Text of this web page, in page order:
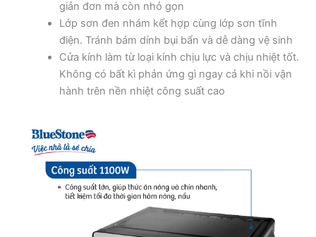
giản đơn mà còn nhỏ gọn
Lớp sơn đen nhám kết hợp cùng lớp sơn tĩnh
điện. Tránh bám dính bụi bẩn và dễ dàng vệ sinh
Cửa kính làm từ loại kính chịu lực và chịu nhiệt tốt.
Không có bất kì phản ứng gì ngay cả khi nồi vận
hành trên nền nhiệt công suất cao